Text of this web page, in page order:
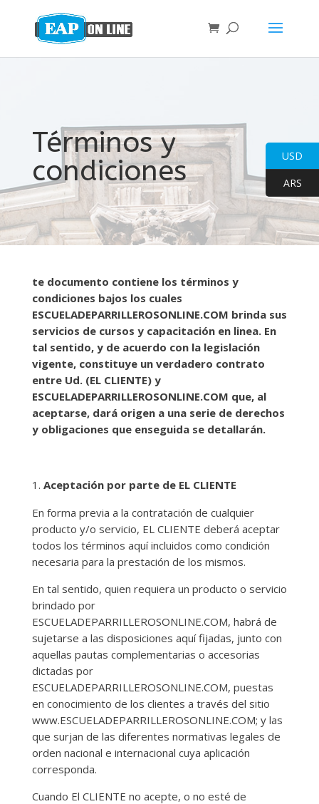
Términos y
condiciones
te documento contiene los términos y
condiciones bajos los cuales
ESCUELADEPARRILLEROSONLINE.COM brinda sus
servicios de cursos y capacitación en linea. En
tal sentido, y de acuerdo con la legislación
vigente, constituye un verdadero contrato
entre Ud. (EL CLIENTE) y
ESCUELADEPARRILLEROSONLINE.COM que, al
aceptarse, dará origen a una serie de derechos
y obligaciones que enseguida se detallarán.
Aceptación por parte de EL CLIENTE
En forma previa a la contratación de cualquier
producto y/o servicio, EL CLIENTE deberá aceptar
todos los términos aquí incluidos como condición
necesaria para la prestación de los mismos.
En tal sentido, quien requiera un producto o servicio
brindado por
ESCUELADEPARRILLEROSONLINE.COM, habrá de
sujetarse a las disposiciones aquí fijadas, junto con
aquellas pautas complementarias o accesorias
dictadas por
ESCUELADEPARRILLEROSONLINE.COM, puestas
en conocimiento de los clientes a través del sitio
www.ESCUELADEPARRILLEROSONLINE.COM; y las
que surjan de las diferentes normativas legales de
orden nacional e internacional cuya aplicación
corresponda.
Cuando El CLIENTE no acepte, o no esté de
USD
ARS